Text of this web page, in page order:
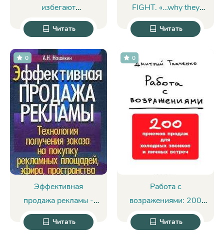
избегают
бестолковых
решений.
Преодоление 8
«подводных камней»,
которые способны
разрушить даже
непотопляемый
бизнес - Патрисия
О’Коннелл
Читать
FIGHT. «…why they
take part in close-to-
street fight ultimate
Иванович Заяшников
Читать
Эффективная
продажа рекламы -
Александр Назайкин
0
Читать
Работа с
возражениями: 200
приемов продаж для
холодных звонков и
0
Читать